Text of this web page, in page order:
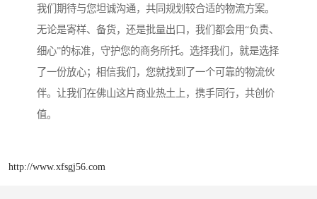
我们期待与您坦诚沟通，共同规划较合适的物流方案。
无论是寄样、备货，还是批量出口，我们都会用“负责、
细心”的标准，守护您的商务所托。选择我们，就是选择
了一份放心；相信我们，您就找到了一个可靠的物流伙
伴。让我们在佛山这片商业热土上，携手同行，共创价
值。
http://www.xfsgj56.com